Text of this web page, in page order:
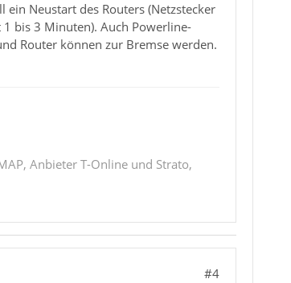
Neustart des Routers (Netzstecker
bis 3 Minuten). Auch Powerline-
Router können zur Bremse werden.
Anbieter T-Online und Strato,
#4